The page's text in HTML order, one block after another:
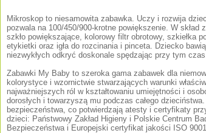
Mikroskop to niesamowita zabawka. Uczy i rozwija
pozwala na 100/450/900-krotne powiększenie. W
szkło powiększające, kolorowy filtr obrotowy, szkiełka
etykietki oraz igła do rozcinania i pinceta. Dziecko
niezwykłych odkryć doskonale spędzając przy tym czas.
Zabawki My Baby to szeroka gama zabawek dla
kolorystyce i wzornictwie stwarzających warunki
najważniejszych ról w kształtowaniu umiejętności i
dorosłych i towarzyszą mu podczas całego
bezpieczeństwa, co potwierdzają atesty i certyfikaty
dzieci: Państwowy Zakład Higieny i Polskie Centrum
Bezpieczeństwa i Europejski certyfikat jakości ISO 9001.